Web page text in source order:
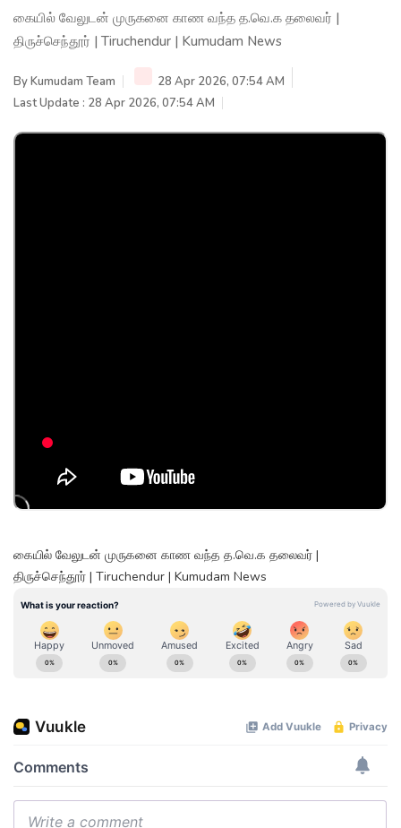
கையில் வேலுடன் முருகனை காண வந்த த.வெ.க தலைவர் |
திருச்செந்தூர் | Tiruchendur | Kumudam News
ByKumudam Team
28 Apr 2026, 07:54 AM
Last Update : 28 Apr 2026, 07:54 AM
கையில் வேலுடன் முருகனை காண வந்த த.வெ.க தலைவர் |
திருச்செந்தூர் | Tiruchendur | Kumudam News